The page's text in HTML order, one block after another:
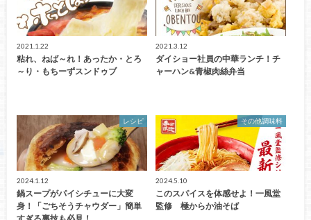
2021.1.22
粘れ、ねば～れ！あったか・とろ
～り・もちーずスンドゥブ
2021.3.12
ダイショー社員の中華ランチ！チ
ャーハン&青椒肉絲弁当
レシピ
2024.1.12
鍋スープがパイシチューに大変
身！「ごちそうチャウダー」簡単
その他調味料
2024.5.10
このスパイスを体感せよ！一風堂
監修 極からか油そば